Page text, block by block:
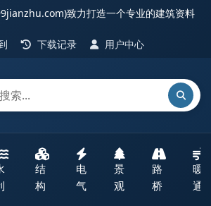
致力打造一个专业的建筑资料
下载记录 用户中心
结
构
电
气
景
观
路
桥
暖
通